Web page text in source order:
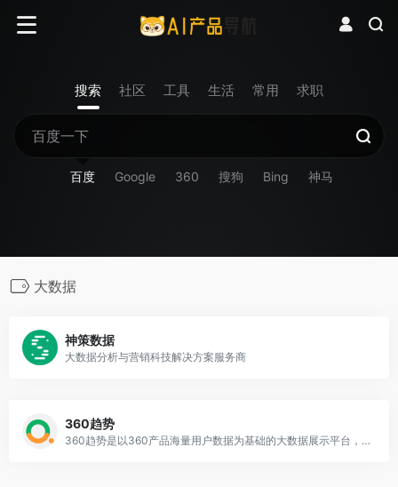
搜索 社区 工具 生活 常用 求职
百度 Google 360 搜狗 Bing 神马
大数据
神策数据
大数据分析与营销科技解决方案服务商
360趋势
360趋势是以360产品海量用户数据为基础的大数据展示平台，可通过搜索关键词，快速获取热度趋势、理解用户真实需求、了解关键字搜索的人群属性。